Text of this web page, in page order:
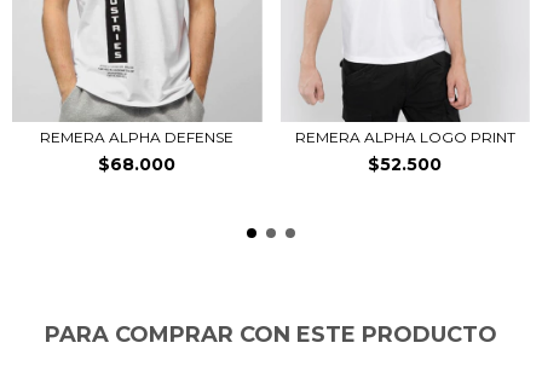
REMERA ALPHA DEFENSE
$68.000
REMERA ALPHA LOGO PRINT
$52.500
PARA COMPRAR CON ESTE PRODUCTO